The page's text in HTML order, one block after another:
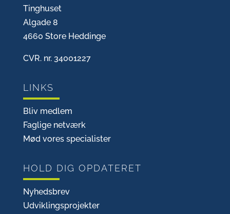
Tinghuset
Algade 8
4660 Store Heddinge
CVR. nr. 34001227
LINKS
Bliv medlem
Faglige netværk
Mød vores specialister
HOLD DIG OPDATERET
Nyhedsbrev
Udviklingsprojekter